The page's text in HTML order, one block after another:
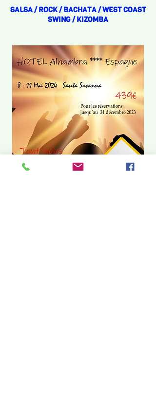
SALSA / ROCK / BACHATA / WEST COAST
SWING / KIZOMBA